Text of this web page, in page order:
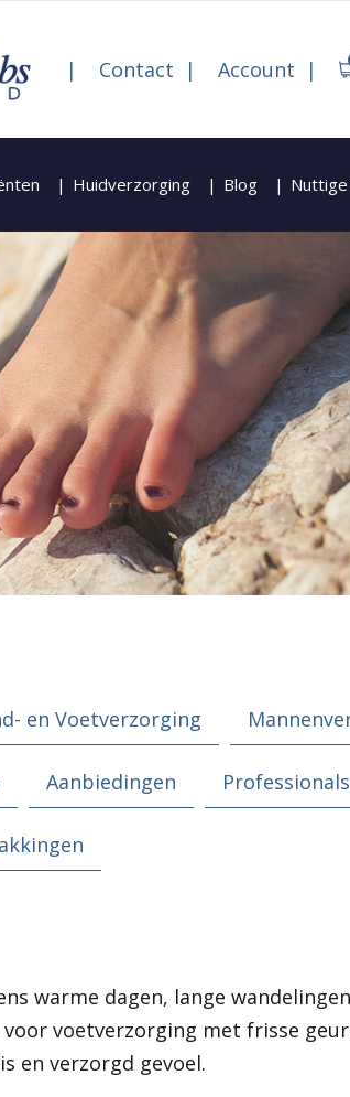
Contact Account
Huidverzorging Blog
en Voetverzorging
Aanbiedingen Professionals
warme dagen, lange
voetverzorging met frisse
en verzorgd gevoel.